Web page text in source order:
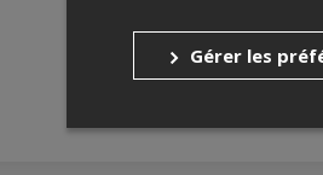
Gérer les